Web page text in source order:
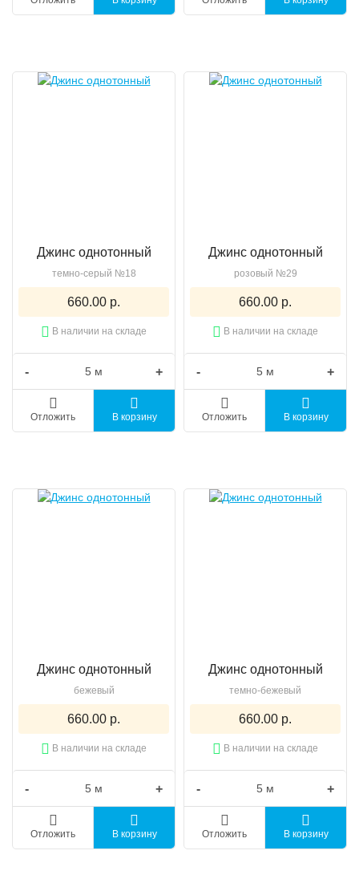
Джинс однотонный
темно-серый №18
660.00 р.
В наличии на складе
- +
Отложить В корзину
Джинс однотонный
розовый №29
660.00 р.
В наличии на складе
- +
Отложить В корзину
Джинс однотонный
бежевый
660.00 р.
В наличии на складе
- +
Отложить В корзину
Джинс однотонный
темно-бежевый
660.00 р.
В наличии на складе
- +
Отложить В корзину